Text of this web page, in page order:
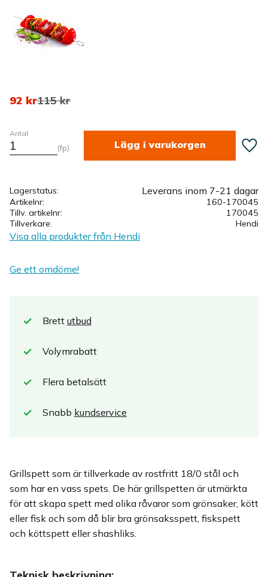
Nedsatt pris:
92 krOrdinarie pris:
115kr
Antal
fp Lägg
Lagerstatus Leverans inom 7-21 dagar
Artikelnr
160-170045
Tillv. artikelnr
170045
Tillverkare
Hendi
Visa alla produkter från Hendi
Ge ett omdöme!
Brett utbud
Volymrabatt
Flera betalsätt
Snabb kundservice
Grillspett som är tillverkade av rostfritt 18/0 stål och
som har en vass spets. De här grillspetten är utmärkta
för att skapa spett med olika råvaror som grönsaker, kött
eller fisk och som då blir bra grönsaksspett, fiskspett
och köttspett eller shashliks.